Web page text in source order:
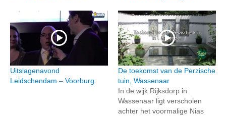
Uitslagenavond
Leidschendam – Voorburg
De toekomst van de Perzische
tuin, Wassenaar
In de wijk Rijksdorp in
Wassenaar ligt verscholen
achter het voormalige Nias